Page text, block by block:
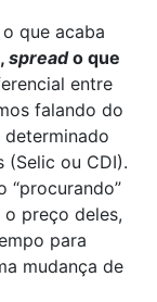
que acaba
spreado que
entre
falando do
(Selic ou CDI).
“procurando”
preço deles,
para
mudança de